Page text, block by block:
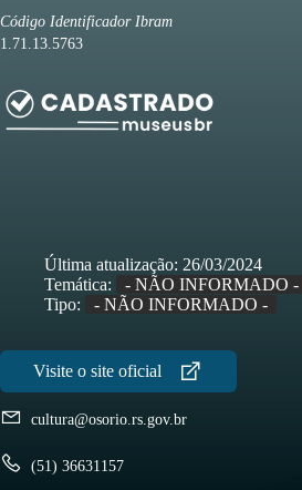
Código Identificador Ibram
1.71.13.5763
cultura@osorio.rs.gov.br
(51) 36631157
Última atualização: 26/03/2024
Temática:
- NÃO INFORMADO -
Tipo:
- NÃO INFORMADO -